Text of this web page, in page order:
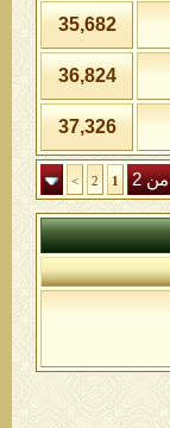
35,682
36,824
37,326
1
2
>